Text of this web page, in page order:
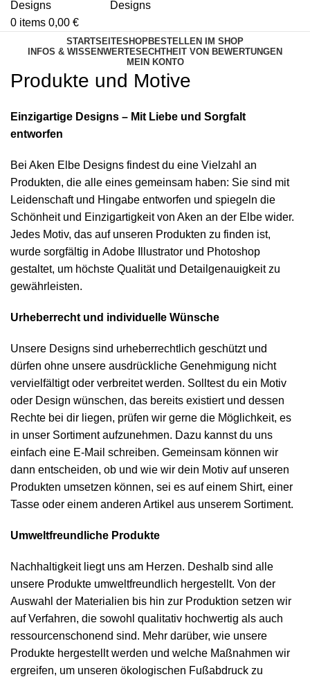
0 items 0,00 €
STARTSEITESHOPBESTELLEN IM SHOP
INFOS & WISSENWERTES ECHTHEIT VON BEWERTUNGEN
MEIN KONTO
Produkte und Motive
Einzigartige Designs – Mit Liebe und Sorgfalt
entworfen
Bei Aken Elbe Designs findest du eine Vielzahl an
Produkten, die alle eines gemeinsam haben: Sie sind mit
Leidenschaft und Hingabe entworfen und spiegeln die
Schönheit und Einzigartigkeit von Aken an der Elbe wider.
Jedes Motiv, das auf unseren Produkten zu finden ist,
wurde sorgfältig in Adobe Illustrator und Photoshop
gestaltet, um höchste Qualität und Detailgenauigkeit zu
gewährleisten.
Urheberrecht und individuelle Wünsche
Unsere Designs sind urheberrechtlich geschützt und
dürfen ohne unsere ausdrückliche Genehmigung nicht
vervielfältigt oder verbreitet werden. Solltest du ein Motiv
oder Design wünschen, das bereits existiert und dessen
Rechte bei dir liegen, prüfen wir gerne die Möglichkeit, es
in unser Sortiment aufzunehmen. Dazu kannst du uns
einfach eine E-Mail schreiben. Gemeinsam können wir
dann entscheiden, ob und wie wir dein Motiv auf unseren
Produkten umsetzen können, sei es auf einem Shirt, einer
Tasse oder einem anderen Artikel aus unserem Sortiment.
Umweltfreundliche Produkte
Nachhaltigkeit liegt uns am Herzen. Deshalb sind alle
unsere Produkte umweltfreundlich hergestellt. Von der
Auswahl der Materialien bis hin zur Produktion setzen wir
auf Verfahren, die sowohl qualitativ hochwertig als auch
ressourcenschonend sind. Mehr darüber, wie unsere
Produkte hergestellt werden und welche Maßnahmen wir
ergreifen, um unseren ökologischen Fußabdruck zu